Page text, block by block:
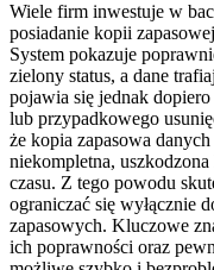
Wiele firm inwestuje w
posiadanie kopii
System pokazuje
zielony status, a dane
pojawia się jednak
lub przypadkowego
że kopia zapasowa
niekompletna,
czasu. Z tego powodu
ograniczać się wyłącznie
zapasowych. Kluczowe
ich poprawności oraz